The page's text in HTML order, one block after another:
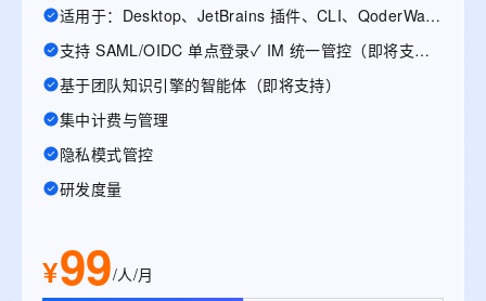
适用于：Desktop、JetBrains 插件、CLI、QoderWake、Mobile
支持 SAML/OIDC 单点登录✓ IM 统一管控（即将支持）
基于团队知识引擎的智能体（即将支持）
集中计费与管理
隐私模式管控
研发度量
¥99/人/月